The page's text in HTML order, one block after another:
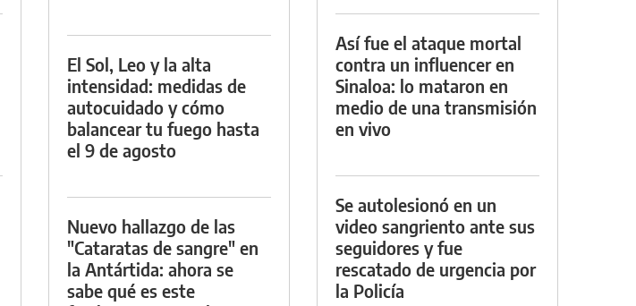
El Sol, Leo y la alta
intensidad: medidas de
autocuidado y cómo
balancear tu fuego hasta
el 9 de agosto
Nuevo hallazgo de las
"Cataratas de sangre" en
la Antártida: ahora se
sabe qué es este
Así fue el ataque mortal
contra un influencer en
Sinaloa: lo mataron en
medio de una transmisión
en vivo
Se autolesionó en un
video sangriento ante sus
seguidores y fue
rescatado de urgencia por
la Policía